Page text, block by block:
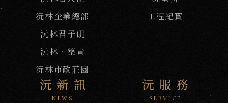
沅林企業總部
沅林君子硯
沅林．築青
沅林市政莊園
工程紀實
沅新訊
NEWS
沅服務
SERVICE